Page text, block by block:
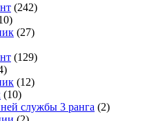
(242)
(27)
(129)
(12)
(10)
службы 3 ранга (2)